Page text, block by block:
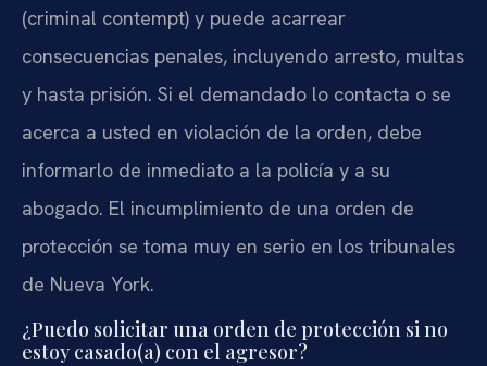
(criminal contempt) y puede acarrear
consecuencias penales, incluyendo arresto, multas
y hasta prisión. Si el demandado lo contacta o se
acerca a usted en violación de la orden, debe
informarlo de inmediato a la policía y a su
abogado. El incumplimiento de una orden de
protección se toma muy en serio en los tribunales
de Nueva York.
¿Puedo solicitar una orden de protección si no
estoy casado(a) con el agresor?